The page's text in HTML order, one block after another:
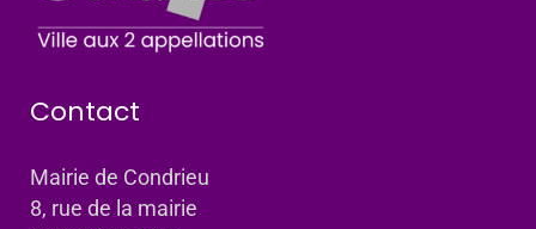
Contact
Mairie de Condrieu
8, rue de la mairie